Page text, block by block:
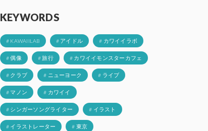
KEYWORDS
# KAWAIILAB # アイドル # カワイイラボ
# 偶像 # 旅行 # カワイイモンスターカフェ
# クラブ # ニューヨーク # ライブ
# マノン # カワイイ
# シンガーソングライター # イラスト
# イラストレーター # 東京